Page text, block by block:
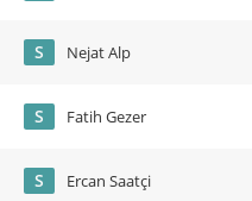
S Nejat Alp
S Fatih Gezer
S Ercan Saatçi